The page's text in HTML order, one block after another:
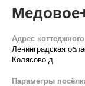
Адрес
Ленинградская
Колясово д
Параметры